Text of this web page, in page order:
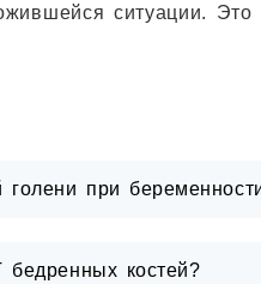
ситуации. Это
при
костей?